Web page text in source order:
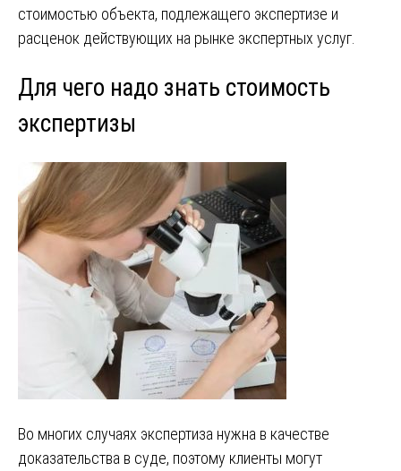
стоимостью объекта, подлежащего экспертизе и
расценок действующих на рынке экспертных услуг.
Для чего надо знать стоимость
экспертизы
Во многих случаях экспертиза нужна в качестве
доказательства в суде, поэтому клиенты могут